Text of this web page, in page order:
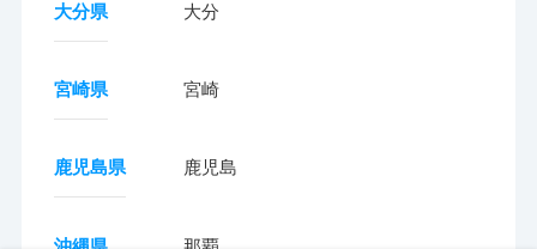
大分県 大分
宮崎県 宮崎
鹿児島県 鹿児島